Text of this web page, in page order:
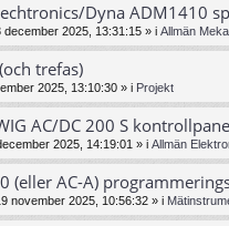
Dyna ADM1410
december 2025, 13:31:15 » i Allmän
trefas)
2025, 13:10:30 » i Projekt
AC/DC 200 S
2025, 14:19:01 » i Allmän
(eller AC-A)
november 2025, 10:56:32 » i